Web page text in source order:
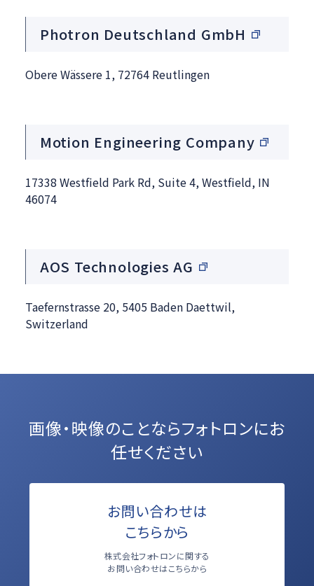
Photron Deutschland GmbH
Obere Wässere 1, 72764 Reutlingen
Motion Engineering Company
17338 Westfield Park Rd, Suite 4, Westfield, IN
46074
AOS Technologies AG
Taefernstrasse 20, 5405 Baden Daettwil,
Switzerland
画像・映像のことならフォトロンにお
任せください
お問い合わせは
こちらから
株式会社フォトロンに関する
お問い合わせはこちらから